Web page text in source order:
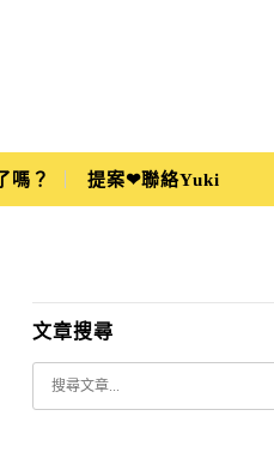
嗎？ 提案❤聯絡Yuki
文章搜尋